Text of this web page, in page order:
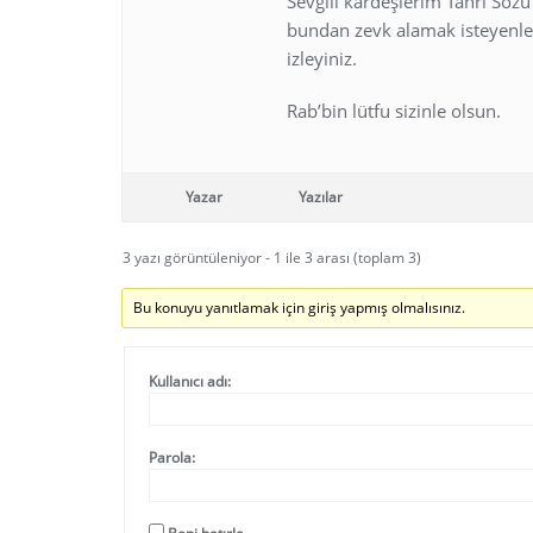
bundan zevk alamak
izleyiniz.
Rab’bin lütfu sizinle olsun.
Yazar Yazılar
3 yazı görüntüleniyor - 1 ile 3 arası (toplam 3)
Bu konuyu yanıtlamak için giriş yapmış olmalısınız.
Kullanıcı adı:
Parola: